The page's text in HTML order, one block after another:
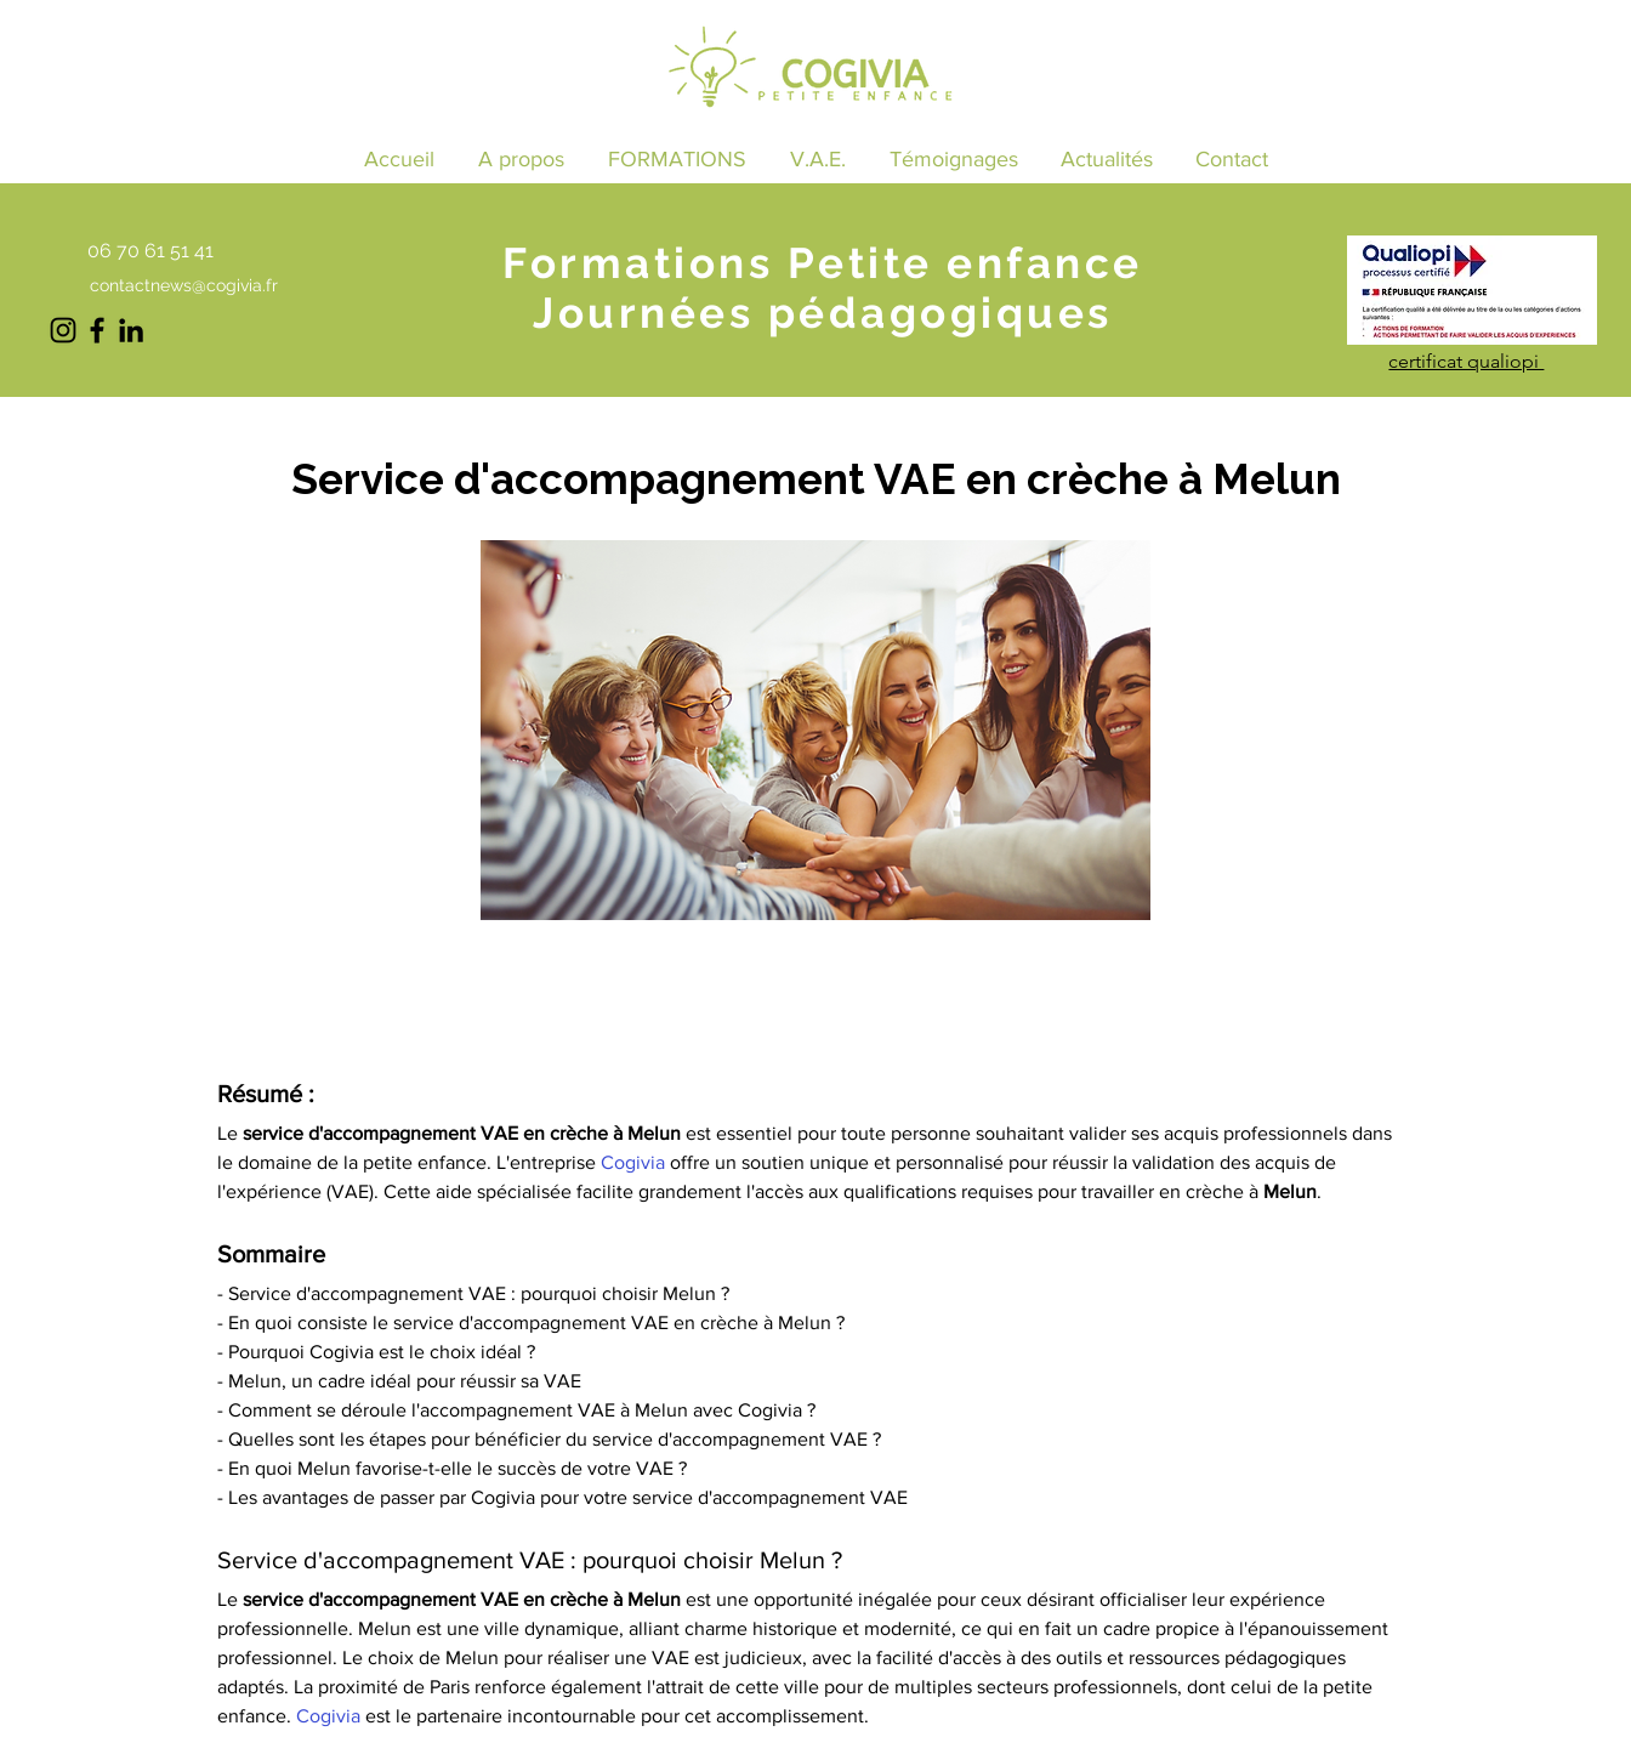
Accueil A propos FORMATIONS V.A.E. Témoignages Actualités Contact
06 70 61 51 41
contactnews@cogivia.fr
Formations Petite enfance
Journées pédagogiques
certificat qualiopi
Service d'accompagnement VAE en crèche à Melun
Résumé :
Le service d'accompagnement VAE en crèche à Melun est essentiel pour toute personne souhaitant valider ses acquis professionnels dans
le domaine de la petite enfance. L'entreprise Cogivia offre un soutien unique et personnalisé pour réussir la validation des acquis de
l'expérience (VAE). Cette aide spécialisée facilite grandement l'accès aux qualifications requises pour travailler en crèche à Melun.
Sommaire
- Service d'accompagnement VAE : pourquoi choisir Melun ?
- En quoi consiste le service d'accompagnement VAE en crèche à Melun ?
- Pourquoi Cogivia est le choix idéal ?
- Melun, un cadre idéal pour réussir sa VAE
- Comment se déroule l'accompagnement VAE à Melun avec Cogivia ?
- Quelles sont les étapes pour bénéficier du service d'accompagnement VAE ?
- En quoi Melun favorise-t-elle le succès de votre VAE ?
- Les avantages de passer par Cogivia pour votre service d'accompagnement VAE
Service d'accompagnement VAE : pourquoi choisir Melun ?
Le service d'accompagnement VAE en crèche à Melun est une opportunité inégalée pour ceux désirant officialiser leur expérience
professionnelle. Melun est une ville dynamique, alliant charme historique et modernité, ce qui en fait un cadre propice à l'épanouissement
professionnel. Le choix de Melun pour réaliser une VAE est judicieux, avec la facilité d'accès à des outils et ressources pédagogiques
adaptés. La proximité de Paris renforce également l'attrait de cette ville pour de multiples secteurs professionnels, dont celui de la petite
enfance. Cogivia est le partenaire incontournable pour cet accomplissement.